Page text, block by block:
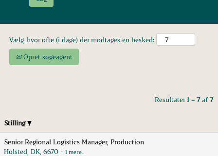
Vælg, hvor ofte (i dage) der modtages en besked:
Opret søgeagent
Resultater1 – 7af7
Stilling
Senior Regional Logistics Manager, Production
Holsted, DK, 6670 + 1 mere…